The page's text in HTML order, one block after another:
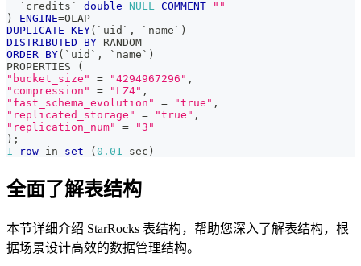
` credits ` double NULL COMMENT
""
)
ENGINE=OLAP
DUPLICATE KEY( ` uid ` , ` name ` )
DISTRIBUTED
BY RANDOM
ORDER BY( ` uid ` , ` name ` )
PROPERTIES
(
"bucket_size"
= "4294967296" ,
"compression"
= "LZ4" ,
"fast_schema_evolution"
= "true" ,
"replicated_storage"
= "true" ,
"replication_num"
=
"3"
) ;
1
row in set ( 0.01 sec )
全面了解表结构
本节详细介绍 StarRocks 表结构，帮助您深入了解表结构，根
据场景设计高效的数据管理结构。